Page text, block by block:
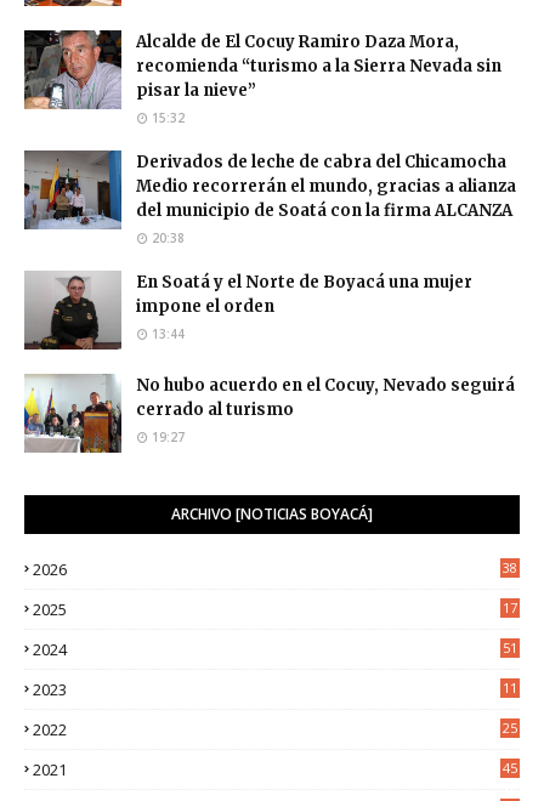
Alcalde de El Cocuy Ramiro Daza Mora,
recomienda “turismo a la Sierra Nevada sin
pisar la nieve”
15:32
Derivados de leche de cabra del Chicamocha
Medio recorrerán el mundo, gracias a alianza
del municipio de Soatá con la firma ALCANZA
20:38
En Soatá y el Norte de Boyacá una mujer
impone el orden
13:44
No hubo acuerdo en el Cocuy, Nevado seguirá
cerrado al turismo
19:27
ARCHIVO [NOTICIAS BOYACÁ]
2026 38
2025
17
2024 51
2023
11
2022
25
2021
45